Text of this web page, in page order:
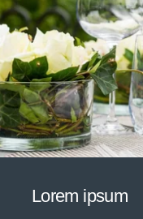
nisl laoreet quis.
fermentum laoreet
Lorem ipsum